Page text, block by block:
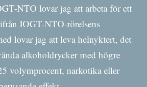
NTO lovar jag att arbeta för ett
IOGT-NTO-rörelsens
lovar jag att leva helnyktert, det
alkoholdrycker med högre
volymprocent, narkotika eller